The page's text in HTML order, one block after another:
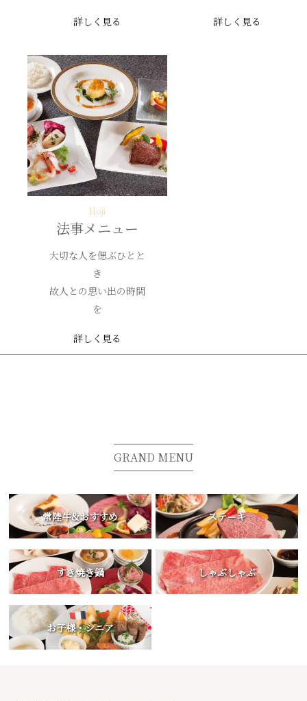
詳しく見る 詳しく見る
Hoji
法事メニュー
大切な人を偲ぶひとと
き
故人との思い出の時間
を
詳しく見る
GRAND MENU
常陸牛&おすすめ ステーキ
すき焼き鍋 しゃぶしゃぶ
お子様・シニア